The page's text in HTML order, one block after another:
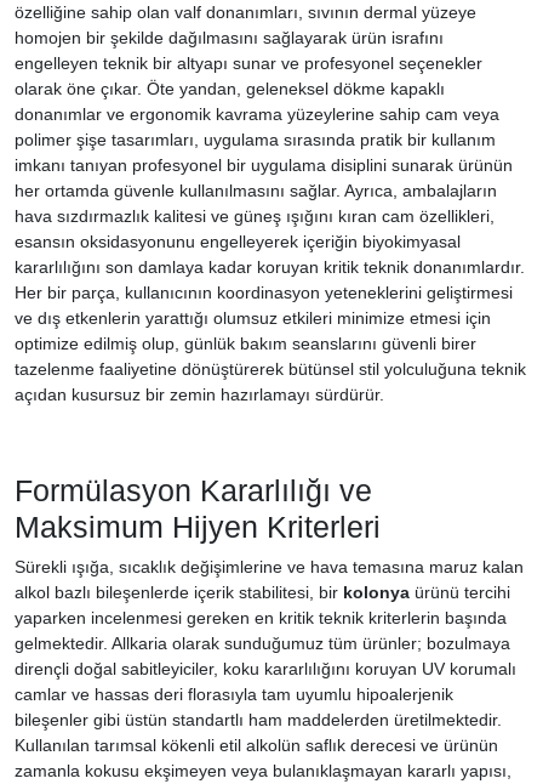
özelliğine sahip olan valf donanımları, sıvının dermal yüzeye
homojen bir şekilde dağılmasını sağlayarak ürün israfını
engelleyen teknik bir altyapı sunar ve profesyonel seçenekler
olarak öne çıkar. Öte yandan, geleneksel dökme kapaklı
donanımlar ve ergonomik kavrama yüzeylerine sahip cam veya
polimer şişe tasarımları, uygulama sırasında pratik bir kullanım
imkanı tanıyan profesyonel bir uygulama disiplini sunarak ürünün
her ortamda güvenle kullanılmasını sağlar. Ayrıca, ambalajların
hava sızdırmazlık kalitesi ve güneş ışığını kıran cam özellikleri,
esansın oksidasyonunu engelleyerek içeriğin biyokimyasal
kararlılığını son damlaya kadar koruyan kritik teknik donanımlardır.
Her bir parça, kullanıcının koordinasyon yeteneklerini geliştirmesi
ve dış etkenlerin yarattığı olumsuz etkileri minimize etmesi için
optimize edilmiş olup, günlük bakım seanslarını güvenli birer
tazelenme faaliyetine dönüştürerek bütünsel stil yolculuğuna teknik
açıdan kusursuz bir zemin hazırlamayı sürdürür.
Formülasyon Kararlılığı ve
Maksimum Hijyen Kriterleri
Sürekli ışığa, sıcaklık değişimlerine ve hava temasına maruz kalan
alkol bazlı bileşenlerde içerik stabilitesi, bir kolonya ürünü tercihi
yaparken incelenmesi gereken en kritik teknik kriterlerin başında
gelmektedir. Allkaria olarak sunduğumuz tüm ürünler; bozulmaya
dirençli doğal sabitleyiciler, koku kararlılığını koruyan UV korumalı
camlar ve hassas deri florasıyla tam uyumlu hipoalerjenik
bileşenler gibi üstün standartlı ham maddelerden üretilmektedir.
Kullanılan tarımsal kökenli etil alkolün saflık derecesi ve ürünün
zamanla kokusu ekşimeyen veya bulanıklaşmayan kararlı yapısı,